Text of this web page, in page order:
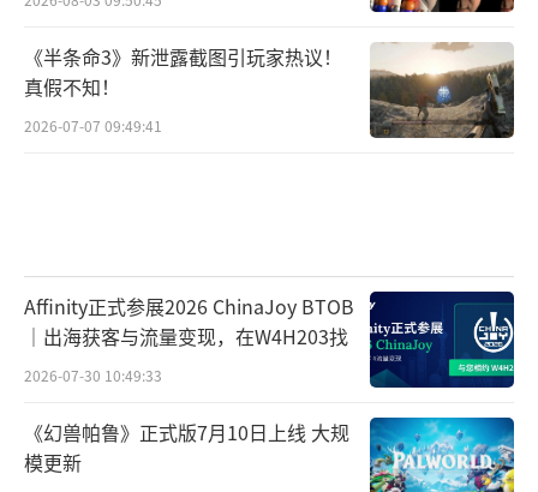
《半条命3》新泄露截图引玩家热议！
真假不知！
2026-07-07 09:49:41
Affinity正式参展2026 ChinaJoy BTOB
｜出海获客与流量变现，在W4H203找
2026-07-30 10:49:33
《幻兽帕鲁》正式版7月10日上线 大规
模更新